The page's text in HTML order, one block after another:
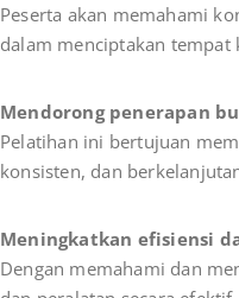
Peserta akan memahami
dalam menciptakan tempat
Mendorong penerapan
Pelatihan ini bertujuan
konsisten, dan
Meningkatkan efisiensi
Dengan memahami dan